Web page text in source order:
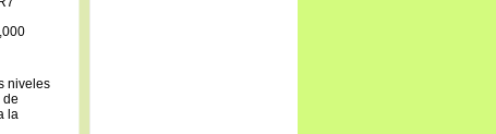
niveles
de
la